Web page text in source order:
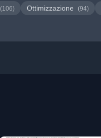
(106) Ottimizzazione (94)